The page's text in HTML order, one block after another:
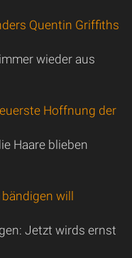
Quentin Griffiths
wieder aus
Hoffnung der
Haare blieben
will
Jetzt wirds ernst